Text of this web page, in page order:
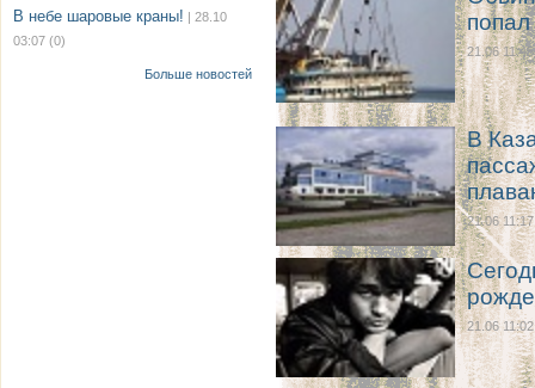
В небе шаровые краны! | 28.10
03:07 (0)
Больше новостей
21.06 11:45
В
21.06 11:17
21.06 11:02